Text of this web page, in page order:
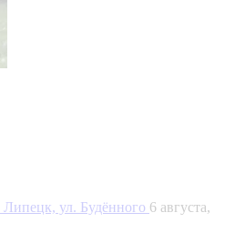
Липецк, ул. Будённого 6 августа,